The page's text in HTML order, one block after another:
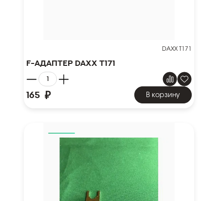
DAXX T171
F-адаптер DAXX T171
165 ₽ В корзину